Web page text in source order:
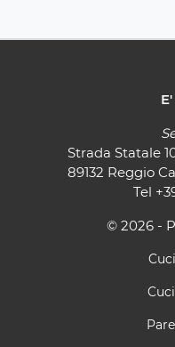
Strada Statale
89132 Reggio
Tel
© 2026 -